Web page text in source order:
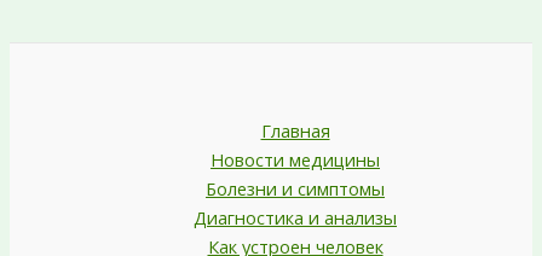
Главная
Новости медицины
Болезни и симптомы
Диагностика и анализы
Как устроен человек